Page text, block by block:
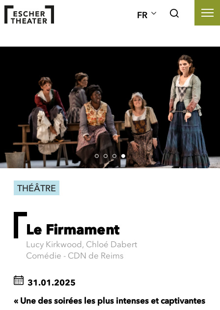
FR
THÉÂTRE
Le Firmament
Lucy Kirkwood, Chloé Dabert
Comédie - CDN de Reims
31.01.2025
« Une des soirées les plus intenses et captivantes